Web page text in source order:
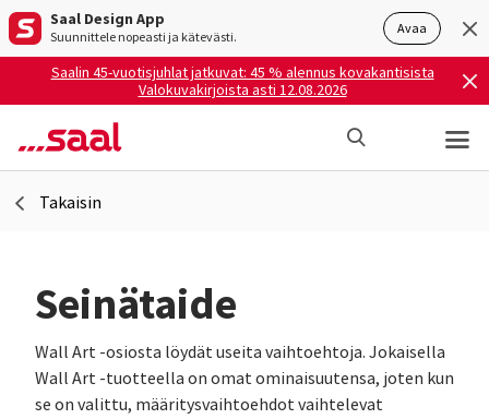
Saal Design App
Suunnittele nopeasti ja kätevästi. Avaa
Saalin 45-vuotisjuhlat jatkuvat: 45 % alennus kovakantisista
Valokuvakirjoista asti 12.08.2026
Takaisin
Seinätaide
Wall Art -osiosta löydät useita vaihtoehtoja. Jokaisella
Wall Art -tuotteella on omat ominaisuutensa, joten kun
se on valittu, määritysvaihtoehdot vaihtelevat